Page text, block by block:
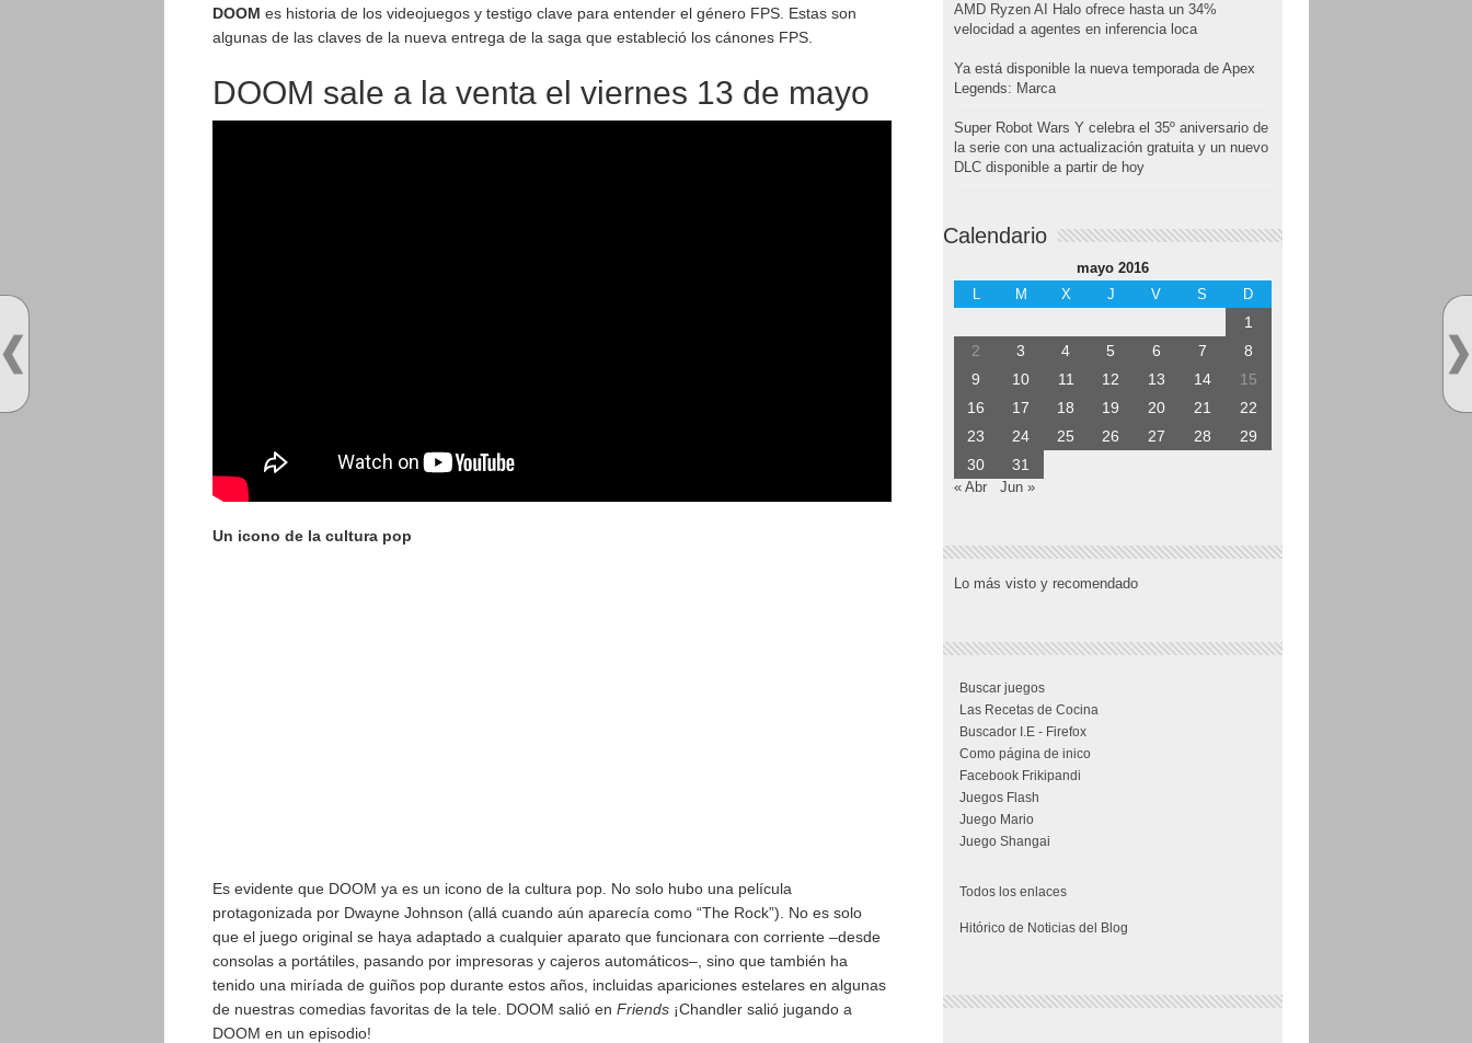
DOOM es historia de los videojuegos y testigo clave para entender el género FPS. Estas son
algunas de las claves de la nueva entrega de la saga que estableció los cánones FPS.
DOOM sale a la venta el viernes 13 de mayo
Un icono de la cultura pop
Es evidente que DOOM ya es un icono de la cultura pop. No solo hubo una película
protagonizada por Dwayne Johnson (allá cuando aún aparecía como “The Rock”). No es solo
que el juego original se haya adaptado a cualquier aparato que funcionara con corriente –desde
consolas a portátiles, pasando por impresoras y cajeros automáticos–, sino que también ha
tenido una miríada de guiños pop durante estos años, incluidas apariciones estelares en algunas
de nuestras comedias favoritas de la tele. DOOM salió en Friends¡Chandler salió jugando a
DOOM en un episodio!
AMD Ryzen AI Halo ofrece hasta un 34%
velocidad a agentes en inferencia loca
Ya está disponible la nueva temporada de Apex
Legends: Marca
Super Robot Wars Y celebra el 35º aniversario de
la serie con una actualización gratuita y un nuevo
DLC disponible a partir de hoy
Calendario
mayo 2016
L
M X J V S D
1
2
3 4 5 6 7
8
9
10 11 12 13 14
15
16
17 18 19 20 21
22
23
24 25 26 27 28
29
30
31
« Abr Jun »
Lo más visto y recomendado
Buscar juegos
Las Recetas de Cocina
Buscador I.E - Firefox
Como página de inico
Facebook Frikipandi
Juegos Flash
Juego Mario
Juego Shangai
Todos los enlaces
Hitórico de Noticias del Blog